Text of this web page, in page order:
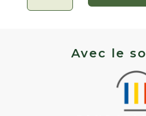
Tomate
Avec le